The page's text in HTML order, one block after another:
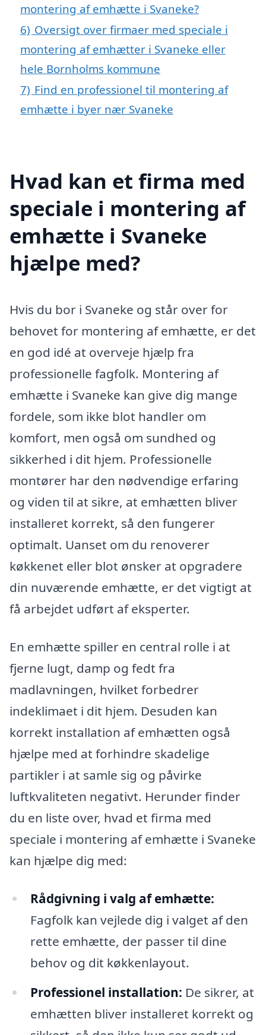
montering af emhætte i Svaneke?
6) Oversigt over firmaer med speciale i
montering af emhætter i Svaneke eller
hele Bornholms kommune
7) Find en professionel til montering af
emhætte i byer nær Svaneke
Hvad kan et firma med
speciale i montering af
emhætte i Svaneke
hjælpe med?
Hvis du bor i Svaneke og står over for
behovet for montering af emhætte, er det
en god idé at overveje hjælp fra
professionelle fagfolk. Montering af
emhætte i Svaneke kan give dig mange
fordele, som ikke blot handler om
komfort, men også om sundhed og
sikkerhed i dit hjem. Professionelle
montører har den nødvendige erfaring
og viden til at sikre, at emhætten bliver
installeret korrekt, så den fungerer
optimalt. Uanset om du renoverer
køkkenet eller blot ønsker at opgradere
din nuværende emhætte, er det vigtigt at
få arbejdet udført af eksperter.
En emhætte spiller en central rolle i at
fjerne lugt, damp og fedt fra
madlavningen, hvilket forbedrer
indeklimaet i dit hjem. Desuden kan
korrekt installation af emhætten også
hjælpe med at forhindre skadelige
partikler i at samle sig og påvirke
luftkvaliteten negativt. Herunder finder
du en liste over, hvad et firma med
speciale i montering af emhætte i Svaneke
kan hjælpe dig med:
Rådgivning i valg af emhætte:
Fagfolk kan vejlede dig i valget af den
rette emhætte, der passer til dine
behov og dit køkkenlayout.
Professionel installation: De sikrer, at
emhætten bliver installeret korrekt og